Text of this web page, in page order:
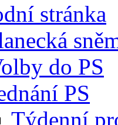
stránka
do PS
PS
Týdenní